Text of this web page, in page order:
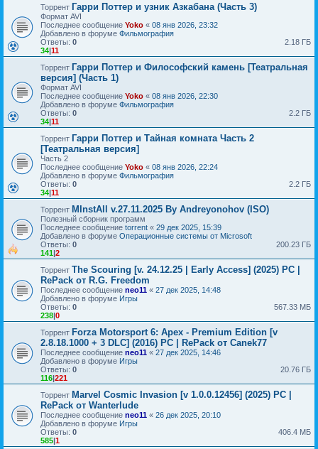
Торрент Гарри Поттер и узник Азкабана (Часть 3)
Формат AVI
Последнее сообщение Yoko « 08 янв 2026, 23:32
Добавлено в форуме Фильмография
Ответы: 0
34|11
2.18 ГБ
Торрент Гарри Поттер и Философский камень [Театральная
версия] (Часть 1)
Формат AVI
Последнее сообщение Yoko « 08 янв 2026, 22:30
Добавлено в форуме Фильмография
Ответы: 0
34|11
2.2 ГБ
Торрент Гарри Поттер и Тайная комната Часть 2
[Театральная версия]
Часть 2
Последнее сообщение Yoko « 08 янв 2026, 22:24
Добавлено в форуме Фильмография
Ответы: 0
34|11
2.2 ГБ
Торрент MInstAll v.27.11.2025 By Andreyonohov (ISO)
Полезный сборник программ
Последнее сообщение torrent « 29 дек 2025, 15:39
Добавлено в форуме Операционные системы от Microsoft
Ответы: 0
141|2
200.23 ГБ
Торрент The Scouring [v. 24.12.25 | Early Access] (2025) PC |
RePack от R.G. Freedom
Последнее сообщение neo11 « 27 дек 2025, 14:48
Добавлено в форуме Игры
Ответы: 0
238|0
567.33 МБ
Торрент Forza Motorsport 6: Apex - Premium Edition [v
2.8.18.1000 + 3 DLC] (2016) PC | RePack от Canek77
Последнее сообщение neo11 « 27 дек 2025, 14:46
Добавлено в форуме Игры
Ответы: 0
116|221
20.76 ГБ
Торрент Marvel Cosmic Invasion [v 1.0.0.12456] (2025) PC |
RePack от Wanterlude
Последнее сообщение neo11 « 26 дек 2025, 20:10
Добавлено в форуме Игры
Ответы: 0
585|1
406.4 МБ